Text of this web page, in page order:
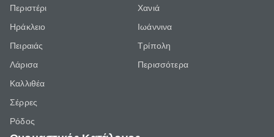
Περιστέρι
Ηράκλειο
Πειραιάς
Λάρισα
Καλλιθέα
Σέρρες
Ρόδος
Χανιά
Ιωάννινα
Τρίπολη
Περισσότερα